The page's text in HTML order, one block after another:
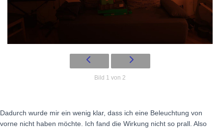
Bild 1 von 2
Dadurch wurde mir ein wenig klar, dass ich eine Beleuchtung von
vorne nicht haben möchte. Ich fand die Wirkung nicht so prall. Also